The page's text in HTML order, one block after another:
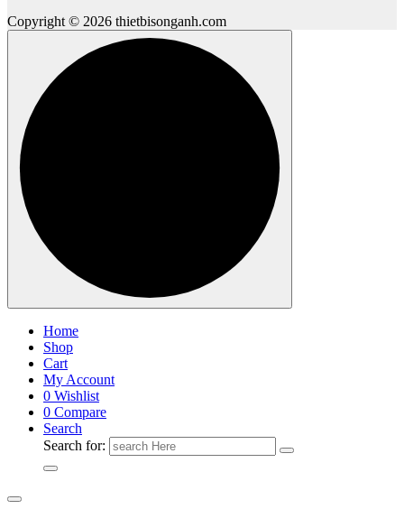
Copyright © 2026 thietbisonganh.com
Home
Shop
Cart
My Account
0 Wishlist
0 Compare
Search
Search for: